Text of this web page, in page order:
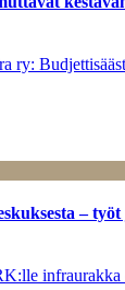
ry:
– työt
infraurakka